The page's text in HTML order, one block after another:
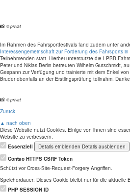
📸 © privat
Im Rahmen des Fahrsportfestivals fand zudem unter
Interessengemeinschaft zur Förderung des Fahrsports
Teilnehmenden statt. Hierbei unterstützte die LPBB-
Peter und Niklas Berlin betreuten Wilhelm Gutschmidt,
Gespann zur Verfügung und trainierte mit dem Enkel
Bruder ebenfalls an der Erstlingsprüfung teilnahm.
📸 © privat
Zurück
▲ nach oben
Diese Website nutzt Cookies. Einige von ihnen sind
Website zu verbessern.
Essenziell
Details einblenden Details ausblenden
Contao HTTPS CSRF Token
Schützt vor Cross-Site-Request-Forgery Angriffen.
Speicherdauer: Dieses Cookie bleibt nur für die aktuelle
PHP SESSION ID